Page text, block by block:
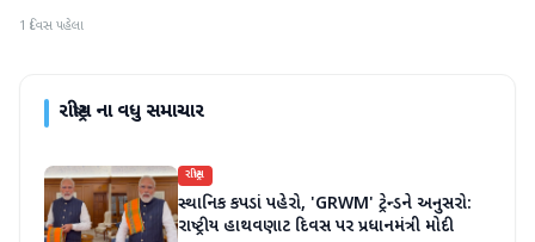
1 દિવસ પહેલા
રાષ્ટ્રીયના વધુ સમાચાર
રાષ્ટ્રીય
સ્થાનિક કપડાં પહેરો, 'GRWM' ટ્રેન્ડને અનુસરો:
રાષ્ટ્રીય હાથવણાટ દિવસ પર પ્રધાનમંત્રી મોદી